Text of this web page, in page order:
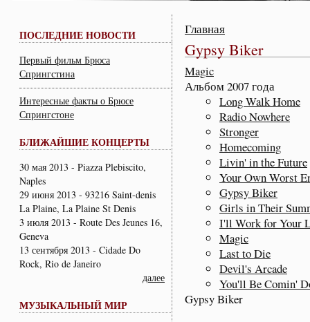
ПОСЛЕДНИЕ НОВОСТИ
Первый фильм Брюса
Спрингстина
Интересные факты о Брюсе
Спрингстоне
БЛИЖАЙШИЕ КОНЦЕРТЫ
30 мая 2013 - Piazza Plebiscito,
Naples
29 июня 2013 - 93216 Saint-denis
La Plaine, La Plaine St Denis
3 июля 2013 - Route Des Jeunes 16,
Geneva
13 сентября 2013 - Cidade Do
Rock, Rio de Janeiro
далее
МУЗЫКАЛЬНЫЙ МИР
Главная
Gypsy Biker
Magic
Альбом 2007 года
Long Walk Home
Radio Nowhere
Stronger
Homecoming
Livin' in the Future
Your Own Worst
Gypsy Biker
Girls in Their
I'll Work for Your
Magic
Last to Die
Devil's Arcade
You'll Be Comin'
Gypsy Biker